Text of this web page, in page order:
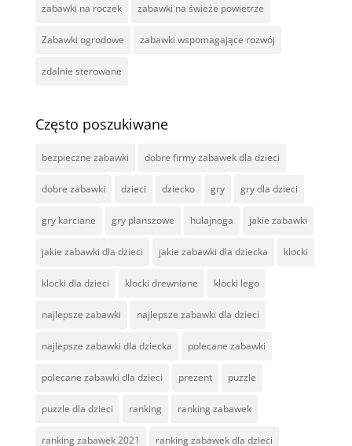
zabawki na roczek zabawki na świeże powietrze
Zabawki ogrodowe zabawki wspomagające rozwój
zdalnie sterowane
Często poszukiwane
bezpieczne zabawki dobre firmy zabawek dla dzieci
dobre zabawki dzieci dziecko gry gry dla dzieci
gry karciane gry planszowe hulajnoga jakie zabawki
jakie zabawki dla dzieci jakie zabawki dla dziecka klocki
klocki dla dzieci klocki drewniane klocki lego
najlepsze zabawki najlepsze zabawki dla dzieci
najlepsze zabawki dla dziecka polecane zabawki
polecane zabawki dla dzieci prezent puzzle
puzzle dla dzieci ranking ranking zabawek
ranking zabawek 2021 ranking zabawek dla dzieci